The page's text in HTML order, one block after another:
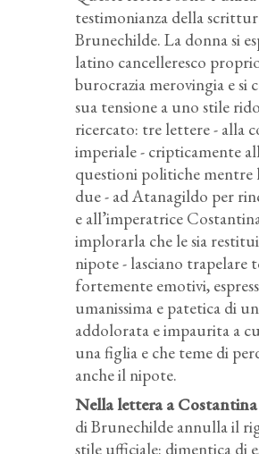
testimonianza della
Brunechilde. La donna si
latino cancelleresco
burocrazia merovingia e si
sua tensione a uno stile
ricercato: tre lettere - alla
imperiale - cripticamente
questioni politiche mentre
due - ad Atanagildo per
e all’imperatrice
implorarla che le sia
nipote - lasciano trapelare
fortemente emotivi,
umanissima e patetica di
addolorata e impaurita a
una figlia e che teme di
anche il nipote.
Nella lettera a
di Brunechilde annulla il
stile ufficiale: dimentica di